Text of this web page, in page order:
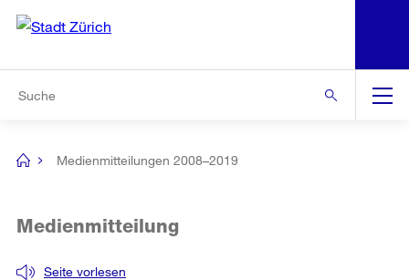
Navigation
[no
Medienmitteilungen 2008–2019
Seite vorlesen
Medienmitteilung